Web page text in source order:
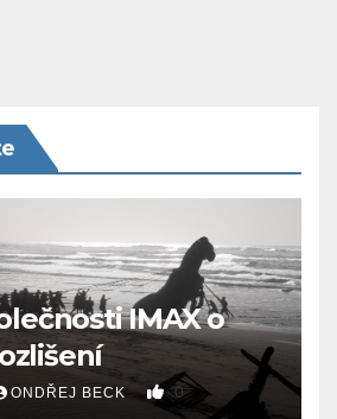
IMAX o
ONDŘEJ BECK 0